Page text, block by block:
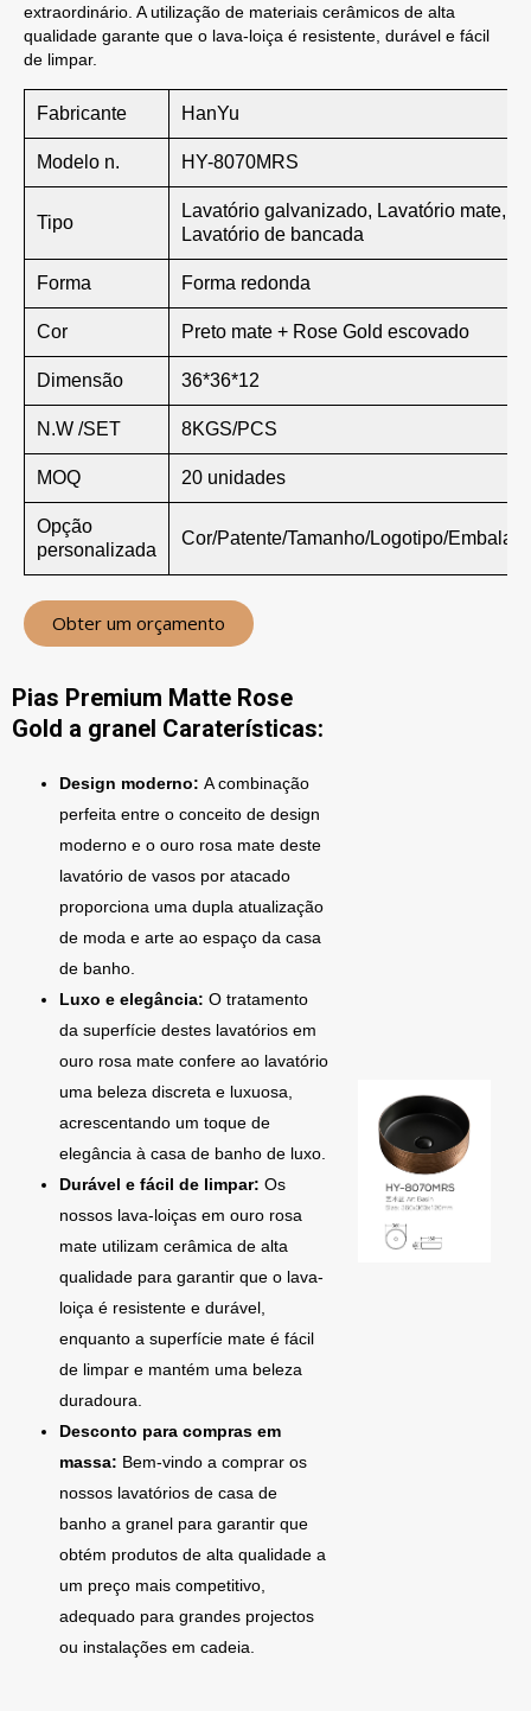
extraordinário. A utilização de materiais cerâmicos de alta
qualidade garante que o lava-loiça é resistente, durável e fácil
de limpar.
Fabricante HanYu
Modelo n. HY-8070MRS
Tipo
Lavatório galvanizado, Lavatório mate,
Lavatório de bancada
Forma Forma redonda
Cor Preto mate + Rose Gold escovado
Dimensão 36*36*12
N.W /SET 8KGS/PCS
MOQ 20 unidades
Opção
personalizada
Cor/Patente/Tamanho/Logotipo/
Obter um orçamento
Pias Premium Matte Rose
Gold a granel Caraterísticas:
Design moderno: A combinação
perfeita entre o conceito de design
moderno e o ouro rosa mate deste
lavatório de vasos por atacado
proporciona uma dupla atualização
de moda e arte ao espaço da casa
de banho.
Luxo e elegância: O tratamento
da superfície destes lavatórios em
ouro rosa mate confere ao lavatório
uma beleza discreta e luxuosa,
acrescentando um toque de
elegância à casa de banho de luxo.
Durável e fácil de limpar: Os
nossos lava-loiças em ouro rosa
mate utilizam cerâmica de alta
qualidade para garantir que o lava-
loiça é resistente e durável,
enquanto a superfície mate é fácil
de limpar e mantém uma beleza
duradoura.
Desconto para compras em
massa: Bem-vindo a comprar os
nossos lavatórios de casa de
banho a granel para garantir que
obtém produtos de alta qualidade a
um preço mais competitivo,
adequado para grandes projectos
ou instalações em cadeia.